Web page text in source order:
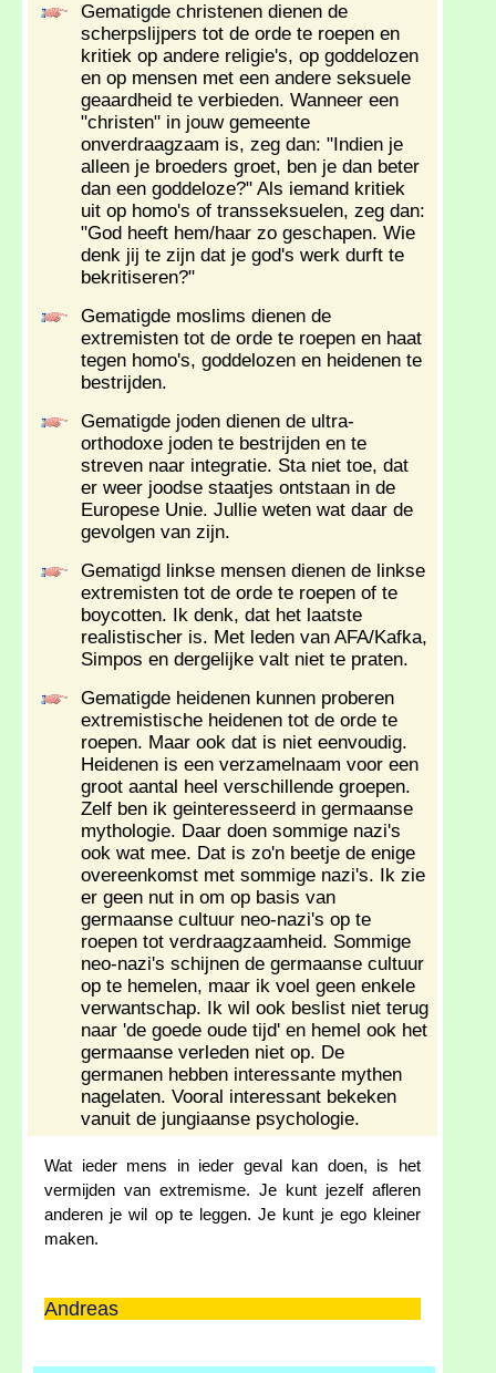
Gematigde christenen dienen de
scherpslijpers tot de orde te roepen en
kritiek op andere religie's, op goddelozen
en op mensen met een andere seksuele
geaardheid te verbieden. Wanneer een
"christen" in jouw gemeente
onverdraagzaam is, zeg dan: "Indien je
alleen je broeders groet, ben je dan beter
dan een goddeloze?" Als iemand kritiek
uit op homo's of transseksuelen, zeg dan:
"God heeft hem/haar zo geschapen. Wie
denk jij te zijn dat je god's werk durft te
bekritiseren?"
Gematigde moslims dienen de
extremisten tot de orde te roepen en haat
tegen homo's, goddelozen en heidenen te
bestrijden.
Gematigde joden dienen de ultra-
orthodoxe joden te bestrijden en te
streven naar integratie. Sta niet toe, dat
er weer joodse staatjes ontstaan in de
Europese Unie. Jullie weten wat daar de
gevolgen van zijn.
Gematigd linkse mensen dienen de linkse
extremisten tot de orde te roepen of te
boycotten. Ik denk, dat het laatste
realistischer is. Met leden van AFA/Kafka,
Simpos en dergelijke valt niet te praten.
Gematigde heidenen kunnen proberen
extremistische heidenen tot de orde te
roepen. Maar ook dat is niet eenvoudig.
Heidenen is een verzamelnaam voor een
groot aantal heel verschillende groepen.
Zelf ben ik geinteresseerd in germaanse
mythologie. Daar doen sommige nazi's
ook wat mee. Dat is zo'n beetje de enige
overeenkomst met sommige nazi's. Ik zie
er geen nut in om op basis van
germaanse cultuur neo-nazi's op te
roepen tot verdraagzaamheid. Sommige
neo-nazi's schijnen de germaanse cultuur
op te hemelen, maar ik voel geen enkele
verwantschap. Ik wil ook beslist niet terug
naar 'de goede oude tijd' en hemel ook het
germaanse verleden niet op. De
germanen hebben interessante mythen
nagelaten. Vooral interessant bekeken
vanuit de jungiaanse psychologie.
Wat ieder mens in ieder geval kan doen, is het
vermijden van extremisme. Je kunt jezelf afleren
anderen je wil op te leggen. Je kunt je ego kleiner
maken.
Andreas